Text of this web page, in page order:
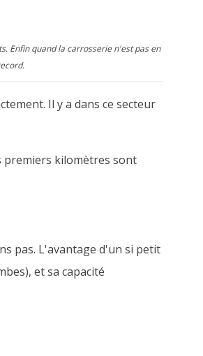
Enfin quand la carrosserie n'est pas en
Il y a dans ce secteur
premiers kilomètres sont
pas. L'avantage d'un si petit
et sa capacité